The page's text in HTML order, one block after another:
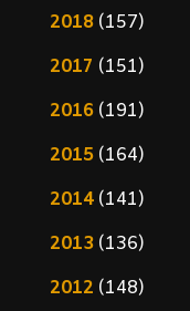
2018(157)
2017 (151)
2016(191)
2015(164)
2014(141)
2013(136)
2012 (148)